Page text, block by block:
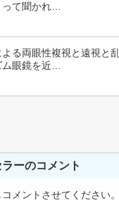
て聞かれ…
る両眼性複視と遠視と
眼鏡を近…
ーのコメント
メントさせてください